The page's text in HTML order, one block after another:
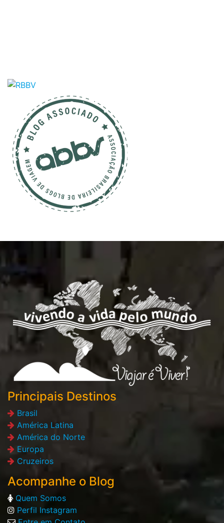
Principais Destinos
Brasil
América Latina
América do Norte
Europa
Cruzeiros
Acompanhe o Blog
Quem Somos
Perfil Instagram